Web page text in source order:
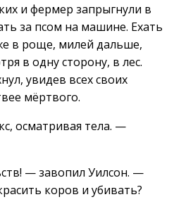
и фермер запрыгнули в
за псом на машине. Ехать
в роще, милей дальше,
в одну сторону, в лес.
увидев всех своих
мёртвого.
осматривая тела. —
— завопил Уилсон. —
коров и убивать?